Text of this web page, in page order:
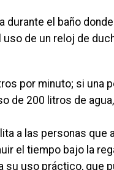
durante el baño
uso de un reloj de
por minuto; si una
de 200 litros de
a las personas que
el tiempo bajo la
su uso práctico, que